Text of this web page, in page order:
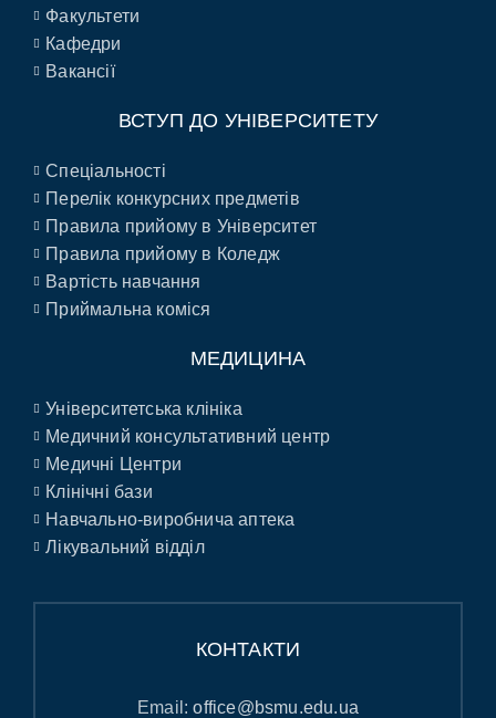
Факультети
Кафедри
Вакансії
ВСТУП ДО УНІВЕРСИТЕТУ
Спеціальності
Перелік конкурсних предметів
Правила прийому в Університет
Правила прийому в Коледж
Вартість навчання
Приймальна коміся
МЕДИЦИНА
Університетська клініка
Медичний консультативний центр
Медичні Центри
Клінічні бази
Навчально-виробнича аптека
Лікувальний відділ
КОНТАКТИ
Email:office@bsmu.edu.ua